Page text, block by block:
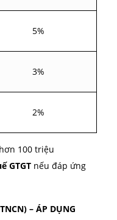
phương pháp trực tiếp,
sẽ thay đổi tùy theo ngành
Tỷ lệ thuế GTGT
5%
3%